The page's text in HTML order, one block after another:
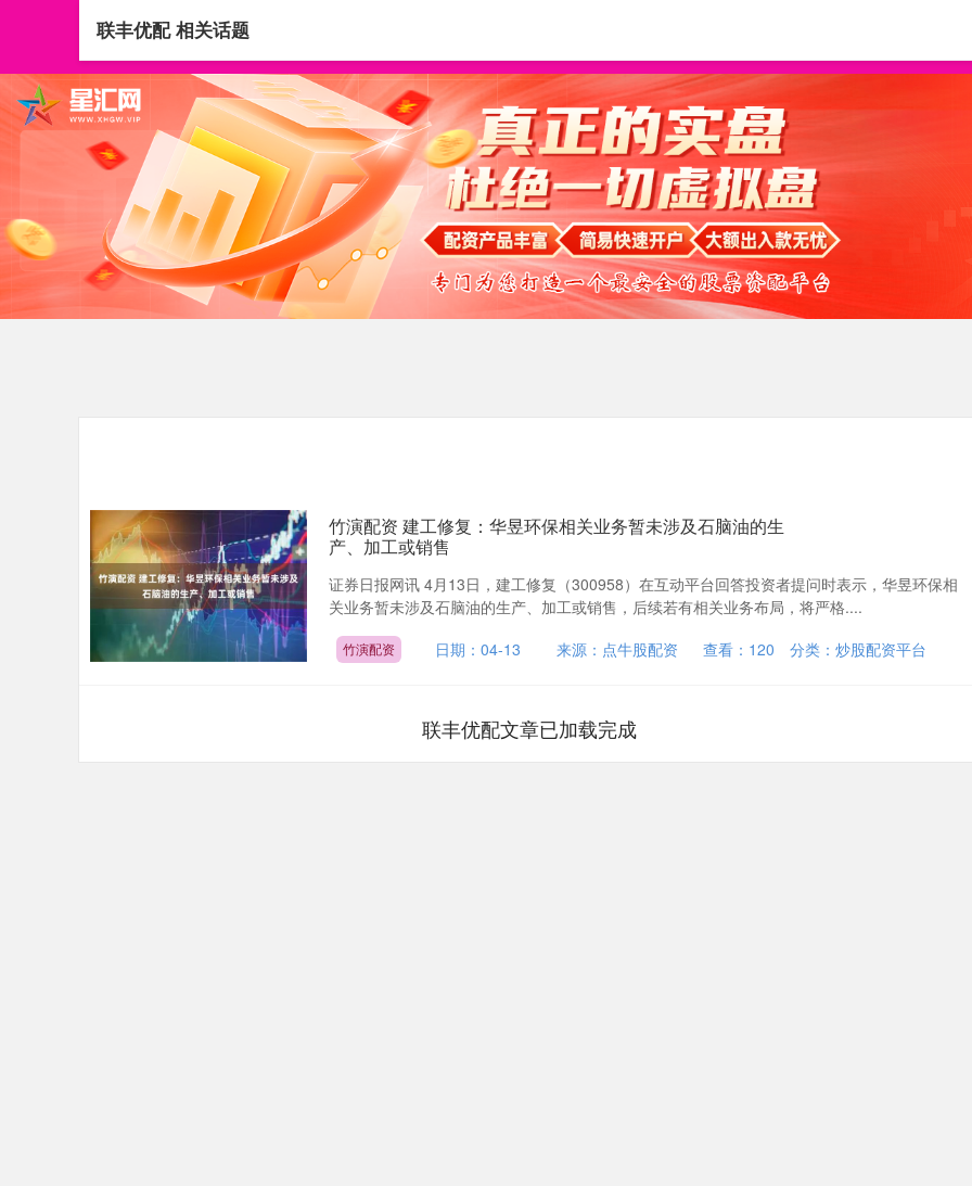
联丰优配 相关话题
竹演配资 建工修复：华昱环保相关业务暂未涉及石脑油的生
产、加工或销售
证券日报网讯 4月13日，建工修复（300958）在互动平台回答投资者提问时表示，华昱环保相
关业务暂未涉及石脑油的生产、加工或销售，后续若有相关业务布局，将严格....
竹演配资 日期：04-13 来源：点牛股配资 查看： 120 分类： 炒股配资平台
联丰优配文章已加载完成